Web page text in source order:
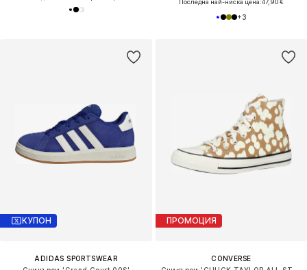
+3
КУПОН
ADIDAS SPORTSWEAR
ПРОМОЦИЯ
CONVERSE